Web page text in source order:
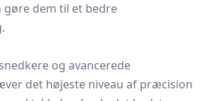
gøre dem til et bedre
og avancerede
det højeste niveau af præcision